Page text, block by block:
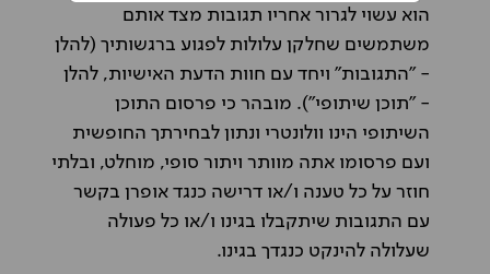
הוא עשוי לגרור אחריו תגובות מצד אותם
משתמשים שחלקן עלולות לפגוע ברגשותיך (להלן
- "התגובות" ויחד עם חוות הדעת האישיות, להלן
- "תוכן שיתופי"). מובהר כי פרסום התוכן
השיתופי הינו וולונטרי ונתון לבחירתך החופשית
ועם פרסומו אתה מוותר ויתור סופי, מוחלט, ובלתי
חוזר על כל טענה ו/או דרישה כנגד אופרן בקשר
עם התגובות שיתקבלו בגינו ו/או כל פעולה
שעלולה להינקט כנגדך בגינו.